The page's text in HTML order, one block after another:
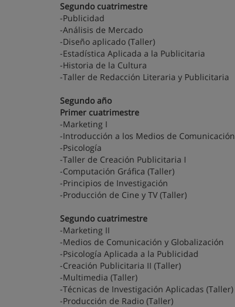
Segundo cuatrimestre
-Publicidad
-Análisis de Mercado
-Diseño aplicado (Taller)
-Estadística Aplicada a la Publicitaria
-Historia de la Cultura
-Taller de Redacción Literaria y Publicitaria
Segundo año
Primer cuatrimestre
-Marketing I
-Introducción a los Medios de Comunicación
-Psicología
-Taller de Creación Publicitaria I
-Computación Gráfica (Taller)
-Principios de Investigación
-Producción de Cine y TV (Taller)
Segundo cuatrimestre
-Marketing II
-Medios de Comunicación y Globalización
-Psicología Aplicada a la Publicidad
-Creación Publicitaria II (Taller)
-Multimedia (Taller)
-Técnicas de Investigación Aplicadas (Taller)
-Producción de Radio (Taller)